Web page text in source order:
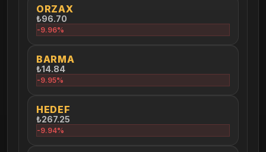
ORZAX
₺96.70
-9.96%
BARMA
₺14.84
-9.95%
HEDEF
₺267.25
-9.94%